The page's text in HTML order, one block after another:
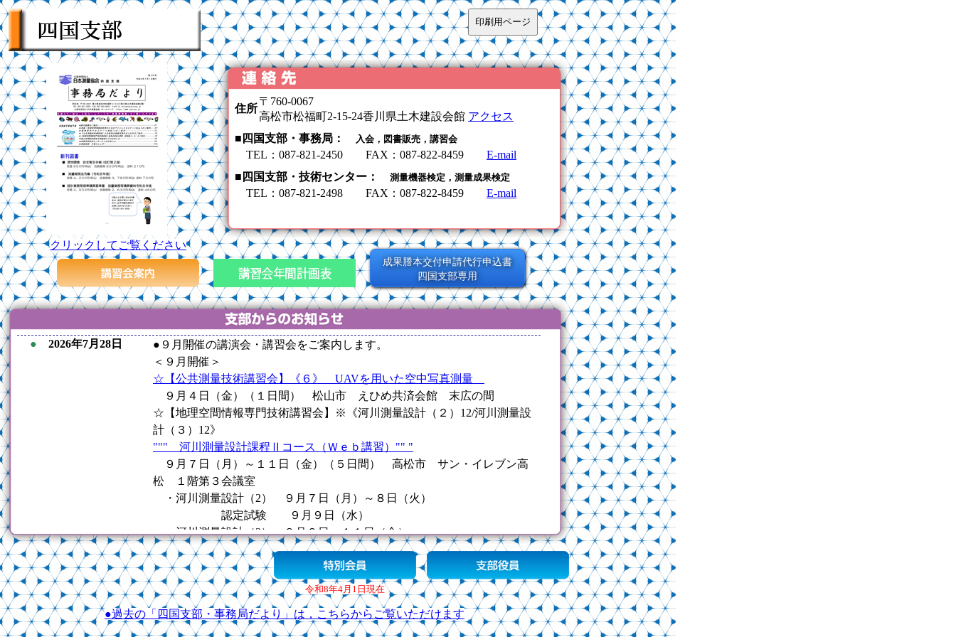
クリックしてご覧ください
住所
〒760-0067
高松市松福町2-15-24香川県土木建設会館 アクセス
■四国支部・事務局：
入会，図書販売，講習会
TEL：087-821-2450 FAX：087-822-8459 E-mail
■四国支部・技術センター： 測量機器検定，測量成果検定
TEL：087-821-2498 FAX：087-822-8459 E-mail
成果謄本交付申請代行申込書
四国支部専用
令和8年4月1日現在
●過去の「四国支部・事務局だより」は，こちらからご覧いただけます